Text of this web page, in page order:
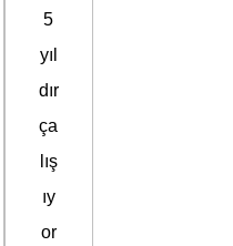
5
yıl
dır
ça
lış
ıy
or